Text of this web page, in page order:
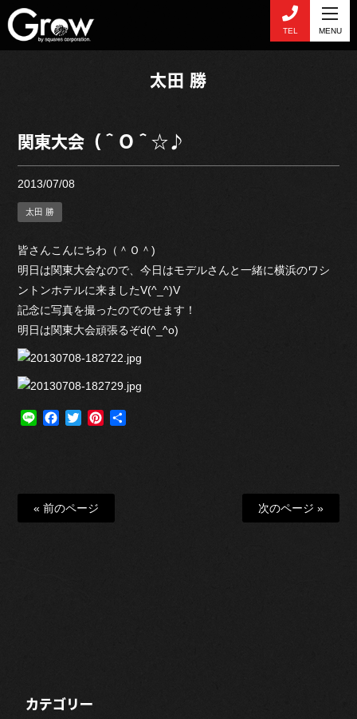
TEL MENU
太田 勝
関東大会（＾Ｏ＾☆♪
2013/07/08
太田 勝
皆さんこんにちわ（＾Ｏ＾)
明日は関東大会なので、今日はモデルさんと一緒に横浜のワシ
ントンホテルに来ましたV(^_^)V
記念に写真を撮ったのでのせます！
明日は関東大会頑張るぞd(^_^o)
Line Facebook
TwitterPinterest
« 前のページ 次のページ »
カテゴリー